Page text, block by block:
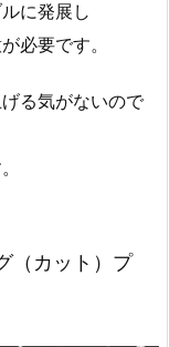
に発展し
必要です。
る気がないので
（カット）プ